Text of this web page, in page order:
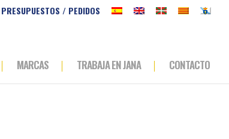
PRESUPUESTOS / PEDIDOS
MARCAS TRABAJA EN JANA CONTACTO